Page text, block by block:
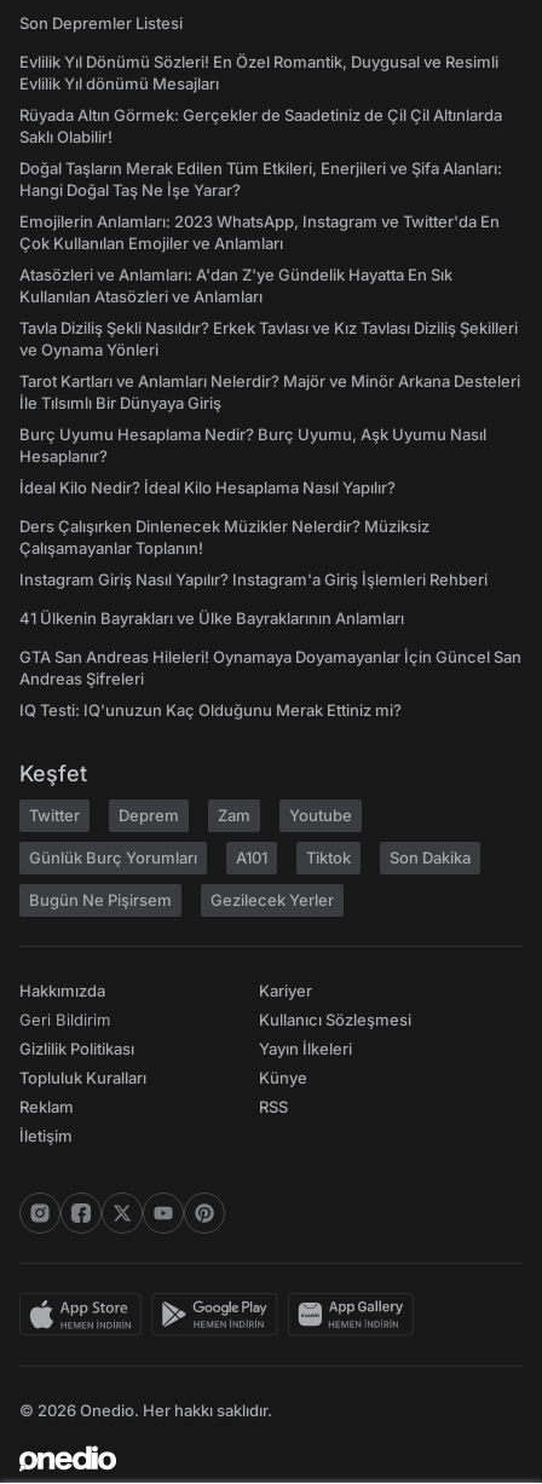
Son Depremler Listesi
Evlilik Yıl Dönümü Sözleri! En Özel Romantik, Duygusal ve Resimli
Evlilik Yıl dönümü Mesajları
Rüyada Altın Görmek: Gerçekler de Saadetiniz de Çil Çil Altınlarda
Saklı Olabilir!
Doğal Taşların Merak Edilen Tüm Etkileri, Enerjileri ve Şifa Alanları:
Hangi Doğal Taş Ne İşe Yarar?
Emojilerin Anlamları: 2023 WhatsApp, Instagram ve Twitter'da En
Çok Kullanılan Emojiler ve Anlamları
Atasözleri ve Anlamları: A'dan Z'ye Gündelik Hayatta En Sık
Kullanılan Atasözleri ve Anlamları
Tavla Diziliş Şekli Nasıldır? Erkek Tavlası ve Kız Tavlası Diziliş Şekilleri
ve Oynama Yönleri
Tarot Kartları ve Anlamları Nelerdir? Majör ve Minör Arkana Desteleri
İle Tılsımlı Bir Dünyaya Giriş
Burç Uyumu Hesaplama Nedir? Burç Uyumu, Aşk Uyumu Nasıl
Hesaplanır?
İdeal Kilo Nedir? İdeal Kilo Hesaplama Nasıl Yapılır?
Ders Çalışırken Dinlenecek Müzikler Nelerdir? Müziksiz
Çalışamayanlar Toplanın!
Instagram Giriş Nasıl Yapılır? Instagram'a Giriş İşlemleri Rehberi
41 Ülkenin Bayrakları ve Ülke Bayraklarının Anlamları
GTA San Andreas Hileleri! Oynamaya Doyamayanlar İçin Güncel San
Andreas Şifreleri
IQ Testi: IQ'unuzun Kaç Olduğunu Merak Ettiniz mi?
Keşfet
Twitter Deprem Zam Youtube
Günlük Burç Yorumları A101 Tiktok Son Dakika
Bugün Ne Pişirsem Gezilecek Yerler
Hakkımızda
Geri Bildirim
Gizlilik Politikası
Topluluk Kuralları
Reklam
İletişim
Kariyer
Kullanıcı Sözleşmesi
Yayın İlkeleri
Künye
RSS
© 2026 Onedio. Her hakkı saklıdır.